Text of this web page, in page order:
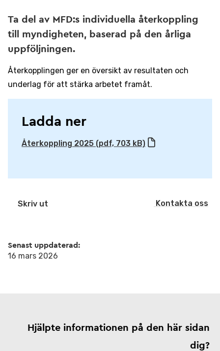
Ta del av MFD:s individuella återkoppling
till myndigheten, baserad på den årliga
uppföljningen.
Återkopplingen ger en översikt av resultaten och
underlag för att stärka arbetet framåt.
Ladda ner
Återkoppling 2025 (pdf, 703 kB)
Skriv ut Kontakta oss
Senast uppdaterad:
16 mars 2026
Hjälpte informationen på den här sidan
dig?